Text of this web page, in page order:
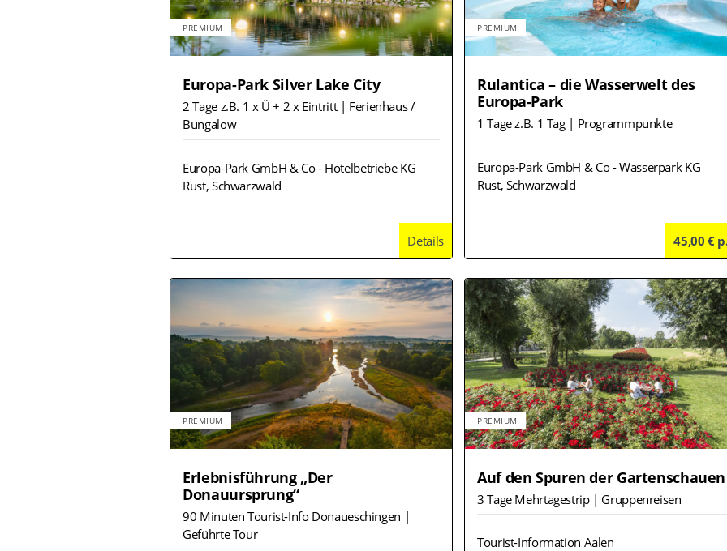
PREMIUM
Europa-Park Silver Lake City
2 Tage z.B. 1 x Ü + 2 x Eintritt | Ferienhaus /
Bungalow
Europa-Park GmbH & Co - Hotelbetriebe KG
Rust, Schwarzwald
Details
PREMIUM
Rulantica – die Wasserwelt des
Europa-Park
1 Tage z.B. 1 Tag | Programmpunkte
Europa-Park GmbH & Co - Wasserpark KG
Rust, Schwarzwald
45,00 €
PREMIUM
Erlebnisführung „Der
Donauursprung“
90 Minuten Tourist-Info Donaueschingen |
Geführte Tour
PREMIUM
Auf den Spuren der Gartenschauen
3 Tage Mehrtagestrip | Gruppenreisen
Tourist-Information Aalen